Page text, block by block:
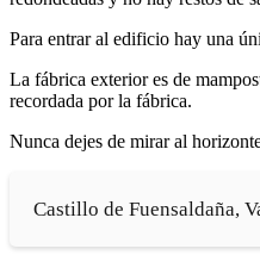
Para entrar al edificio hay una
La fábrica exterior es de
recordada por la fábrica.
Nunca dejes de mirar al
Castillo de Fuensaldaña,